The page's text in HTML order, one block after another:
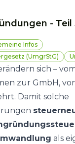
- Teil
Infos
(UmgrStG)
sich –
zur GmbH,
Damit solche
als